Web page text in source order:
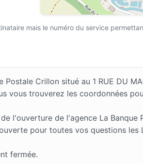
mais le numéro du service
Crillon situé au 1 RUE DU
vous trouverez les coordonnées
l'ouverture de l'agence La Banque
pour toutes vos questions
fermée.